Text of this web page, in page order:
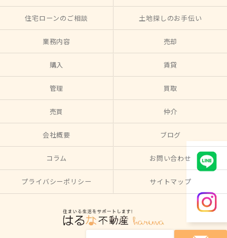
住宅ローンのご相談 土地探しのお手伝い
業務内容 売却
購入 賃貸
管理 買取
売買 仲介
会社概要 ブログ
コラム お問い合わせ
プライバシーポリシー サイトマップ